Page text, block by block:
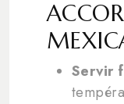
Servir